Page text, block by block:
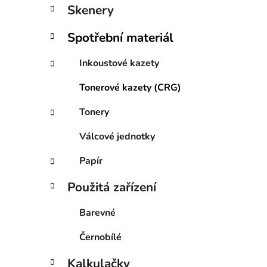
a
e
Skenery
Spotřební materiál
Inkoustové kazety
Tonerové kazety (CRG)
Tonery
Válcové jednotky
Papír
Použitá zařízení
Barevné
Černobílé
Kalkulačky